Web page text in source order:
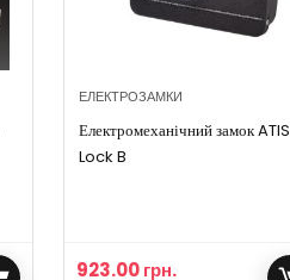
ЕЛЕКТРОЗАМКИ
Електромеханічний замок ATIS
Lock B
923.00грн.